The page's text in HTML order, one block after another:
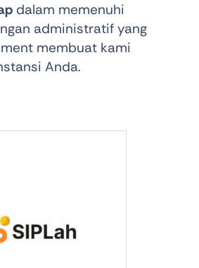
Shop Now
dalam memenuhi
administratif yang
membuat kami
Anda.